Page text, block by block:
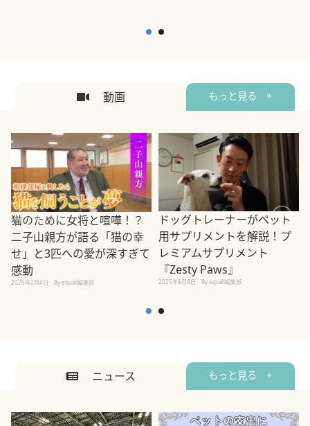
動画 もっと見る +
猫のために女将と喧嘩！？
二子山親方が語る「猫の幸
せ」と3匹への愛が深すぎて
感動
2026年2月4日 By equall編集部
ドッグトレーナーがペット
用サプリメントを解説！プ
レミアムサプリメント
『Zesty Paws』
2025年8月8日 By equall編集部
ニュース もっと見る +